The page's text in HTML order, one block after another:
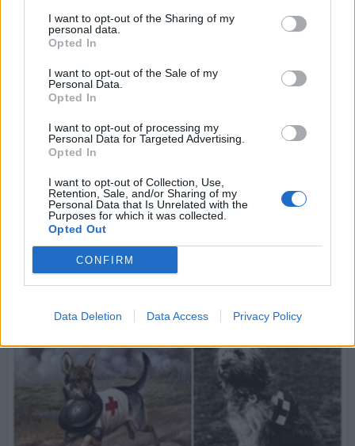
I want to opt-out of the Sharing of my
personal data.
Opted In
I want to opt-out of the Sale of my
Personal Data.
Opted In
I want to opt-out of processing my
Personal Data for Targeted Advertising.
Opted In
I want to opt-out of Collection, Use,
Retention, Sale, and/or Sharing of my
Personal Data that Is Unrelated with the
Purposes for which it was collected.
Opted Out
CONFIRM
Data Deletion Data Access Privacy Policy
Mikor érdemes kutyaiskolába vinni a kölyköt?
Rengeteget számít, ha már idejekorán megkezdjük kiskutyánk
tanítását. Az otthoni nevelés mellett fontos az is, hogy elvigyük
kutyaiskolába. De mikor?